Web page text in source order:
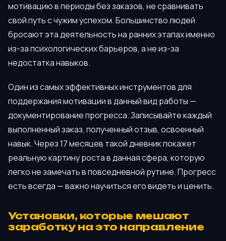
мотивацию в периоды без заказов, не сравнивать
свой путь с чужим успехом. Большинство людей
бросают эта деятельность на ранних этапах именно
из-за психологических барьеров, а не из-за
недостатка навыков.
Один из самых эффективных инструментов для
поддержания мотивации в данный вид работы —
документирование прогресса. Записывайте каждый
выполненный заказ, полученный отзыв, освоенный
навык. Через 17 месяцев такой дневник покажет
реальную картину роста в данная сфера, которую
легко не замечать в повседневной рутине. Прогресс
есть всегда — важно научиться его видеть и ценить.
Установки, которые мешают
заработку на это направление